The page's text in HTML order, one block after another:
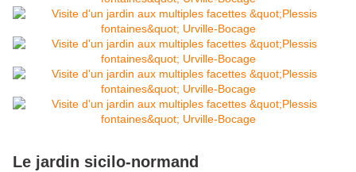
Le jardin sicilo-normand